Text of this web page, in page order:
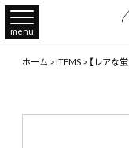
menu
ホーム>ITEMS> 【レアな